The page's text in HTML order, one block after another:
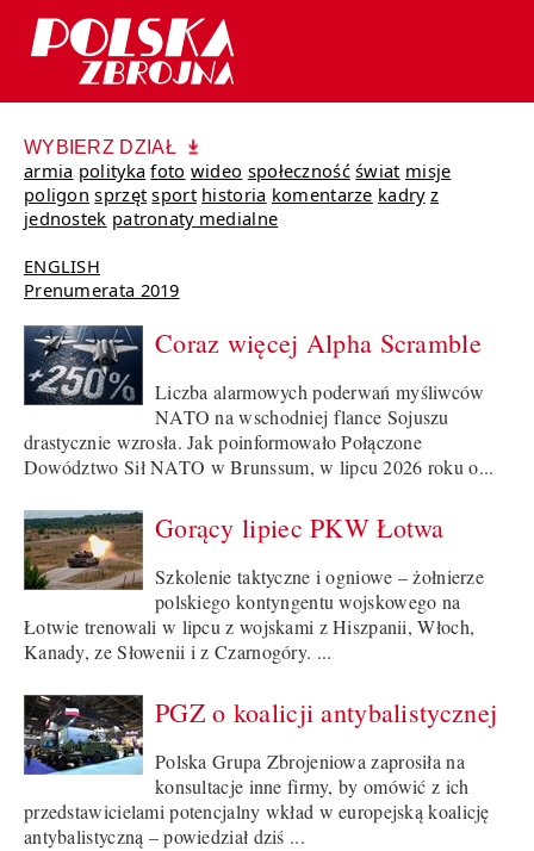
WYBIERZ DZIAŁ
armia polityka foto wideo społeczność świat misje
poligon sprzęt sport historia komentarze kadry z
jednostek patronaty medialne
ENGLISH
Prenumerata 2019
Coraz więcej Alpha Scramble
Liczba alarmowych poderwań myśliwców
NATO na wschodniej flance Sojuszu
drastycznie wzrosła. Jak poinformowało Połączone
Dowództwo Sił NATO w Brunssum, w lipcu 2026 roku o...
Gorący lipiec PKW Łotwa
Szkolenie taktyczne i ogniowe – żołnierze
polskiego kontyngentu wojskowego na
Łotwie trenowali w lipcu z wojskami z Hiszpanii, Włoch,
Kanady, ze Słowenii i z Czarnogóry. ...
PGZ o koalicji antybalistycznej
Polska Grupa Zbrojeniowa zaprosiła na
konsultacje inne firmy, by omówić z ich
przedstawicielami potencjalny wkład w europejską koalicję
antybalistyczną – powiedział dziś ...